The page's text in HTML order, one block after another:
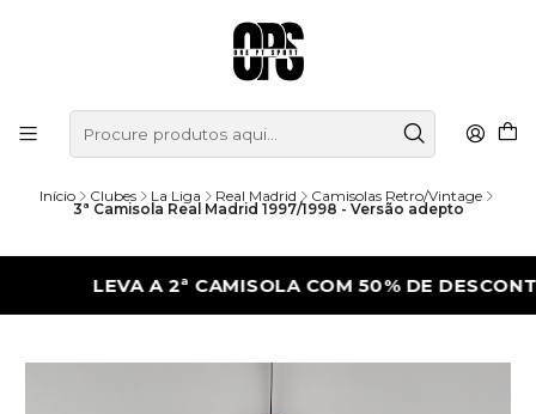
Início Clubes La Liga Real Madrid Camisolas Retro/Vintage
3ª Camisola Real Madrid 1997/1998 - Versão adepto
LEVA A 2ª CAMISOLA COM 50% DE DESCONTO